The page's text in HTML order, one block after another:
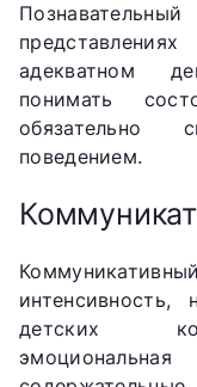
адекватном
понимать
обязательно
поведением.
интенсивность,
детских